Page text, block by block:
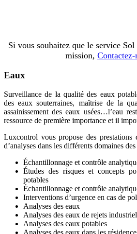
Si vous souhaitez que le service
mission, Contactez-
Eaux
Surveillance de la qualité des eaux
des eaux souterraines, maîtrise de la
assainissement des eaux usées…l’eau
ressource de première importance et il
Luxcontrol vous propose des prestations
d’analyses dans les différents domaines
Échantillonnage et contrôle
Études des risques et concepts
potables
Échantillonnage et contrôle
Interventions d’urgence en cas de
Analyses des eaux
Analyses des eaux de rejets
Analyses des eaux potables
Analyses des eaux dans les